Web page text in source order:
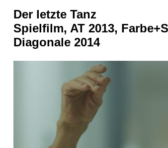
Der letzte Tanz
Spielfilm, AT 2013,
Diagonale 2014